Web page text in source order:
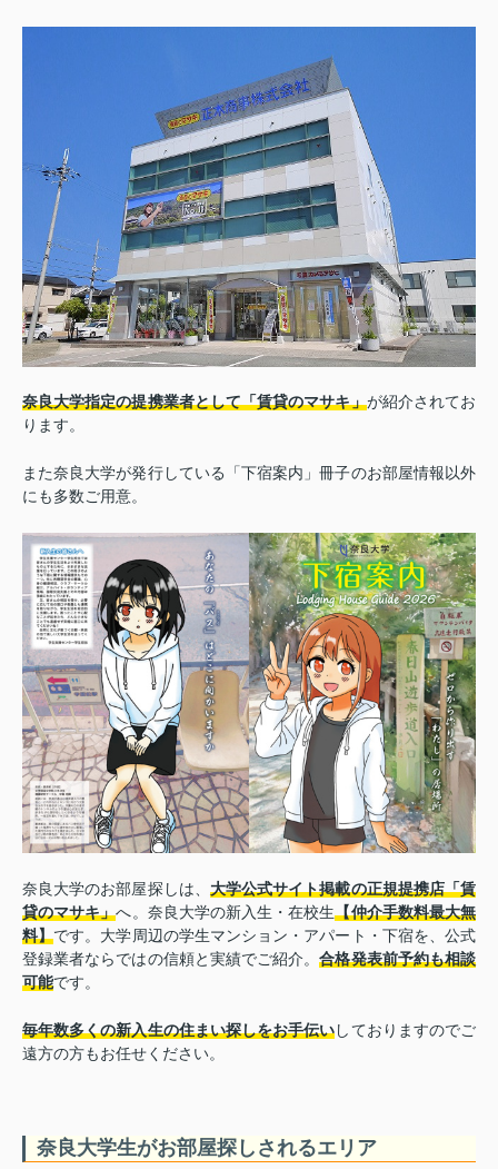
奈良大学指定の提携業者として「賃貸のマサキ」が紹介されてお
ります。
また奈良大学が発行している「下宿案内」冊子のお部屋情報以外
にも多数ご用意。
奈良大学のお部屋探しは、 大学公式サイト掲載の正規提携店「賃
貸のマサキ」へ。奈良大学の新入生・在校生【仲介手数料最大無
料】です。大学周辺の学生マンション・アパート・下宿を、公式
登録業者ならではの信頼と実績でご紹介。合格発表前予約も相談
可能です。
毎年数多くの新入生の住まい探しをお手伝いしておりますのでご
遠方の方もお任せください。
奈良大学生がお部屋探しされるエリア